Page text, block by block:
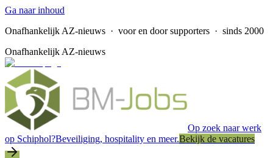
Ga naar inhoud
Onafhankelijk AZ-nieuws · voor en door supporters · sinds 2000
Onafhankelijk AZ-nieuws
Op zoek naar werk
op Schiphol?Beveiliging, hospitality en meer.Bekijk de vacatures